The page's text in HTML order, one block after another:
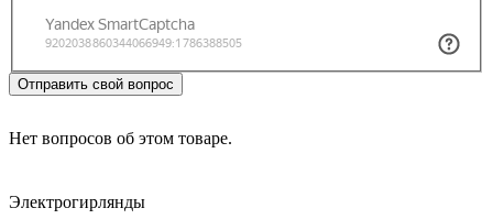
Отправить свой вопрос
Нет вопросов об этом товаре.
Электрогирлянды